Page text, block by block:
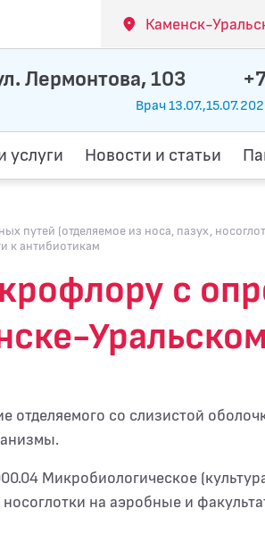
Каменск-
Лермонтова, 103
Врач
услуги Новости и статьи
путей (отделяемое из носа, пазух,
к антибиотикам
с
Уральском
отделяемого со слизистой
Микробиологическое
на аэробные и